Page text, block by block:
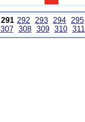
291 292 293 294 295
307 308 309 310 311